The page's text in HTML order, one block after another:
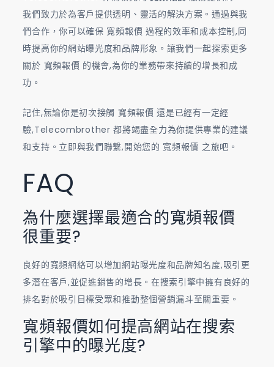
我們致力於為客戶提供透明、靈活的解決方案。通過與我
們合作，你可以確保 寬頻報價 過程的效率和成本控制,同
時提高你的網站曝光度和品牌形象。讓我們一起探索更多
關於 寬頻報價 的機會,為你的業務帶來持續的增長和成
功。
記住,無論你是初次接觸 寬頻報價 還是已經有一定經
驗,Telecombrother 都將竭盡全力為你提供專業的建議
和支持。立即與我們聯繫,開始您的 寬頻報價 之旅吧。
FAQ
為什麼選擇最適合的寬頻報價
很重要?
良好的寬頻網絡可以增加網站曝光度和品牌知名度,吸引更
多潛在客戶,並促進銷售的增長。在搜索引擎中擁有良好的
排名對於吸引目標受眾和推動整個營銷漏斗至關重要。
寬頻報價如何提高網站在搜索
引擎中的曝光度?